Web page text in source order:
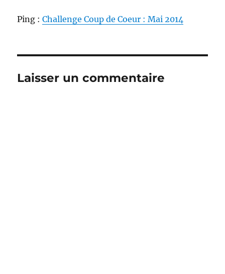
Ping :Challenge Coup de Coeur : Mai 2014
Laisser un commentaire